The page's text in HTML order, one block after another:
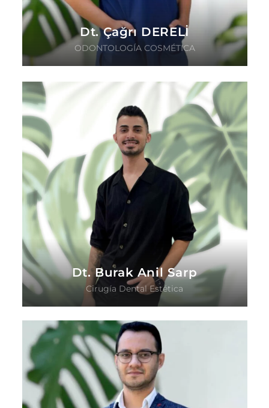
Dt. Çağrı DERELİ
ODONTOLOGÍA COSMÉTICA
Dt. Burak Anil Sarp
Cirugía Dental Estética